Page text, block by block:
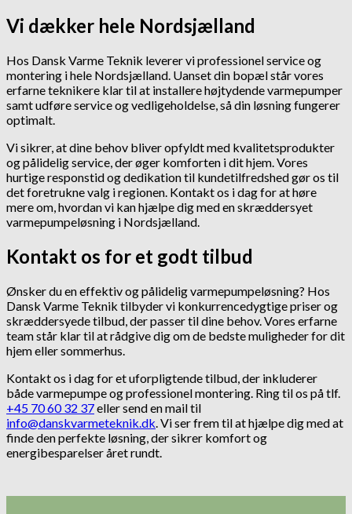
Vi dækker hele Nordsjælland
Hos Dansk Varme Teknik leverer vi professionel service og
montering i hele Nordsjælland. Uanset din bopæl står vores
erfarne teknikere klar til at installere højtydende varmepumper
samt udføre service og vedligeholdelse, så din løsning fungerer
optimalt.
Vi sikrer, at dine behov bliver opfyldt med kvalitetsprodukter
og pålidelig service, der øger komforten i dit hjem. Vores
hurtige responstid og dedikation til kundetilfredshed gør os til
det foretrukne valg i regionen. Kontakt os i dag for at høre
mere om, hvordan vi kan hjælpe dig med en skræddersyet
varmepumpeløsning i Nordsjælland.
Kontakt os for et godt tilbud
Ønsker du en effektiv og pålidelig varmepumpeløsning? Hos
Dansk Varme Teknik tilbyder vi konkurrencedygtige priser og
skræddersyede tilbud, der passer til dine behov. Vores erfarne
team står klar til at rådgive dig om de bedste muligheder for dit
hjem eller sommerhus.
Kontakt os i dag for et uforpligtende tilbud, der inkluderer
både varmepumpe og professionel montering. Ring til os på tlf.
+45 70 60 32 37eller send en mail til
info@danskvarmeteknik.dk. Vi ser frem til at hjælpe dig med at
finde den perfekte løsning, der sikrer komfort og
energibesparelser året rundt.